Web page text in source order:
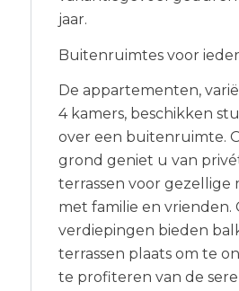
jaar.
Buitenruimtes voor
De appartementen,
4 kamers, beschikken
over een buitenruimte.
grond geniet u van
terrassen voor gezellige
met familie en vrienden.
verdiepingen bieden
terrassen plaats om te
te profiteren van de